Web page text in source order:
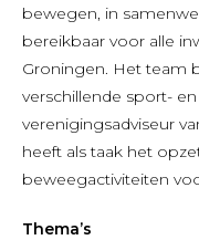
bewegen, in
bereikbaar voor alle
Groningen. Het team
verschillende sport-
verenigingsadviseur
heeft als taak het
beweegactiviteiten
Thema’s